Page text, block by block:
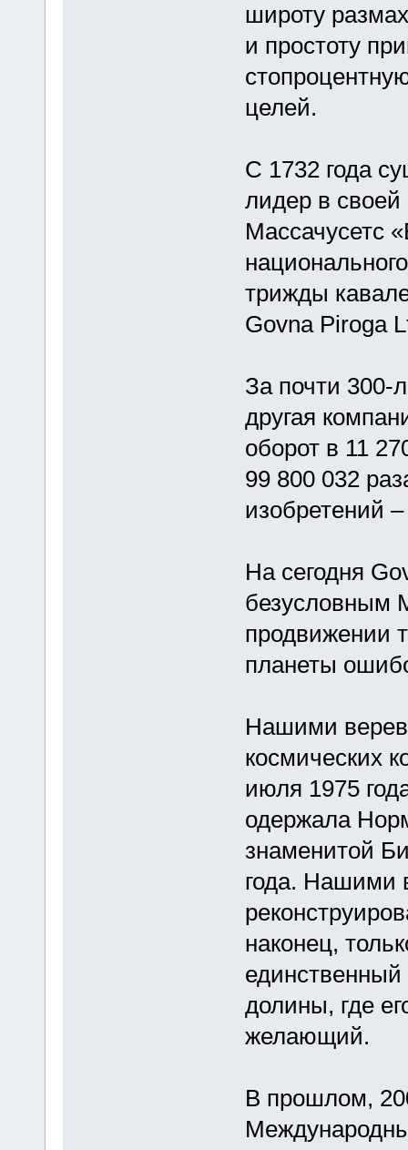
широту
и простоту
целей.
С 1732 года
лидер в своей
Массачусетс
трижды
Govna Piroga
За почти 300-
другая
оборот в 11
99 800 032
изобретений
На сегодня
безусловным
продвижении
планеты
Нашими
космических
июля 1975
одержала
знаменитой
года. Нашими
наконец,
долины, где
желающий.
В прошлом,